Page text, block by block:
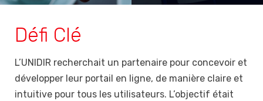
Défi Clé
L’UNIDIR recherchait un partenaire pour concevoir et
développer leur portail en ligne, de manière claire et
intuitive pour tous les utilisateurs. L’objectif était